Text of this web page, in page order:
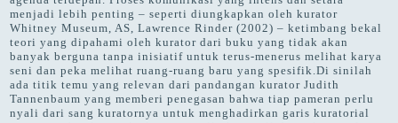
menjadi lebih penting – seperti diungkapkan oleh kurator
Whitney Museum, AS, Lawrence Rinder (2002) – ketimbang bekal
teori yang dipahami oleh kurator dari buku yang tidak akan
banyak berguna tanpa inisiatif untuk terus-menerus melihat karya
seni dan peka melihat ruang-ruang baru yang spesifik.Di sinilah
ada titik temu yang relevan dari pandangan kurator Judith
Tannenbaum yang memberi penegasan bahwa tiap pameran perlu
nyali dari sang kuratornya untuk menghadirkan garis kuratorial